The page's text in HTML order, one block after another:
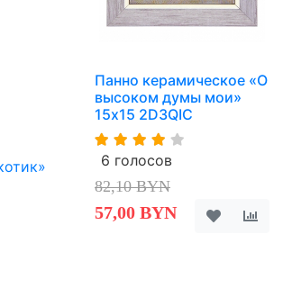
Панно керамическое «О
высоком думы мои»
15х15 2D3QIC
6 голосов
82,10 BYN
57,00 BYN